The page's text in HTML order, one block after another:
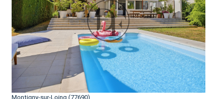
VOIR LE BIEN
Montigny-sur-Loing (77690)